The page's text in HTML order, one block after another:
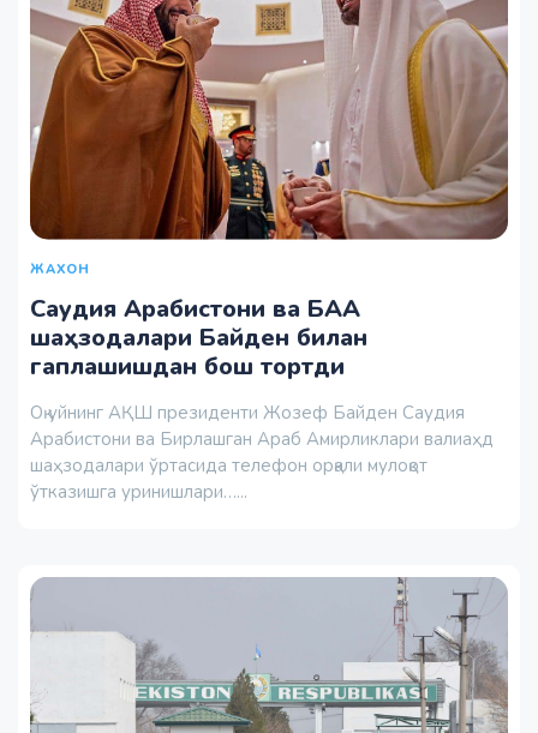
ЖАХОН
Саудия Арабистони ва БАА
шаҳзодалари Байден билан
гаплашишдан бош тортди
Оқ уйнинг АҚШ президенти Жозеф Байден Саудия
Арабистони ва Бирлашган Араб Амирликлари валиаҳд
шаҳзодалари ўртасида телефон орқали мулоқот
ўтказишга уринишлари…...